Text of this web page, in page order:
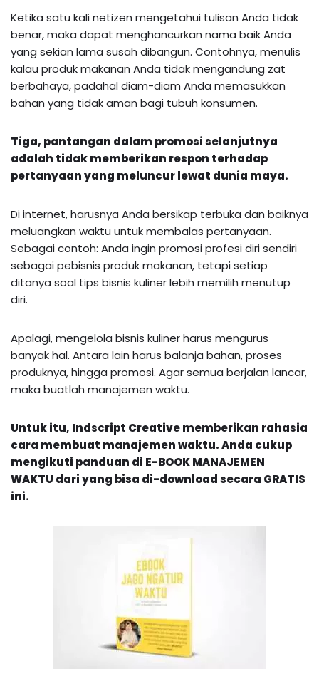
Ketika satu kali netizen mengetahui tulisan Anda tidak
benar, maka dapat menghancurkan nama baik Anda
yang sekian lama susah dibangun. Contohnya, menulis
kalau produk makanan Anda tidak mengandung zat
berbahaya, padahal diam-diam Anda memasukkan
bahan yang tidak aman bagi tubuh konsumen.
Tiga, pantangan dalam promosiselanjutnya
adalah tidak memberikan respon terhadap
pertanyaan yang meluncur lewat dunia maya.
Di internet, harusnya Anda bersikap terbuka dan baiknya
meluangkan waktu untuk membalas pertanyaan.
Sebagai contoh: Anda ingin promosi profesi diri sendiri
sebagai pebisnis produk makanan, tetapi setiap
ditanya soal tips bisnis kuliner lebih memilih menutup
diri.
Apalagi, mengelola bisnis kuliner harus mengurus
banyak hal. Antara lain harus balanja bahan, proses
produknya, hingga promosi. Agar semua berjalan lancar,
maka buatlah manajemen waktu.
Untuk itu, Indscript Creative memberikan rahasia
cara membuat manajemen waktu. Anda cukup
mengikuti panduan di E-BOOK MANAJEMEN
WAKTU dari yang bisa di-download secara GRATIS
ini.